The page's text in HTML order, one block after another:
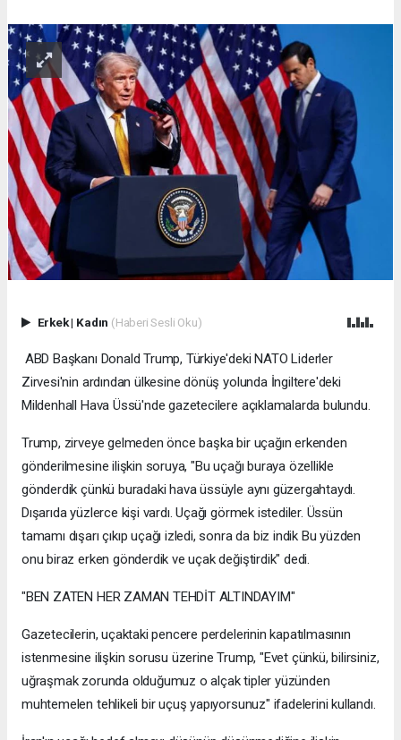
Erkek| Kadın (Haberi Sesli Oku)
ABD Başkanı Donald Trump, Türkiye'deki NATO Liderler
Zirvesi'nin ardından ülkesine dönüş yolunda İngiltere'deki
Mildenhall Hava Üssü'nde gazetecilere açıklamalarda bulundu.
Trump, zirveye gelmeden önce başka bir uçağın erkenden
gönderilmesine ilişkin soruya, "Bu uçağı buraya özellikle
gönderdik çünkü buradaki hava üssüyle aynı güzergahtaydı.
Dışarıda yüzlerce kişi vardı. Uçağı görmek istediler. Üssün
tamamı dışarı çıkıp uçağı izledi, sonra da biz indik Bu yüzden
onu biraz erken gönderdik ve uçak değiştirdik" dedi.
"BEN ZATEN HER ZAMAN TEHDİT ALTINDAYIM"
Gazetecilerin, uçaktaki pencere perdelerinin kapatılmasının
istenmesine ilişkin sorusu üzerine Trump, "Evet çünkü, bilirsiniz,
uğraşmak zorunda olduğumuz o alçak tipler yüzünden
muhtemelen tehlikeli bir uçuş yapıyorsunuz" ifadelerini kullandı.